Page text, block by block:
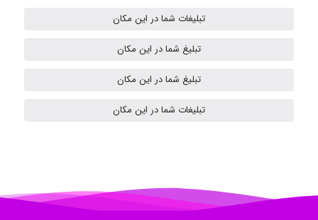
Radman Amini
تبلیغات شما در این مکان
تبلیغ شما در این مکان
تبلیغ شما در این مکان
تبلیغات شما در این مکان